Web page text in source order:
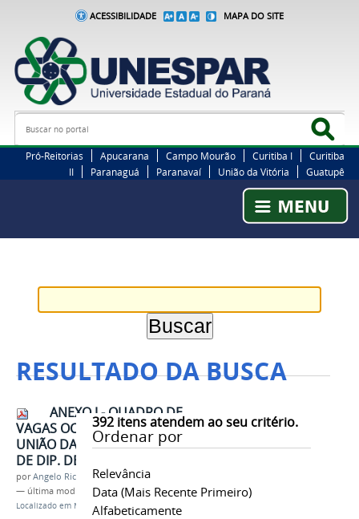
ACESSIBILIDADE MAPA DO SITE
Busca
Pró-Reitorias Apucarana Campo Mourão Curitiba I
Curitiba
II
Paranaguá Paranavaí União da Vitória Guatupê
RESULTADO DA BUSCA
392itens atendem ao seu critério.
Ordenar por
Relevância
Data (mais Recente Primeiro)
Alfabeticamente
ANEXO J - QUADRO DE
VAGAS OCIOSAS (CAMPUS DE
UNIÃO DA VITÓRIA) - PORTADORES
DE DIP. DE CURSO SUPERIOR.pdf
porAngelo Ricardo Marcotti
— última modificação16/03/2018 21h15
Localizado em Matrículas Vagas Ociosas